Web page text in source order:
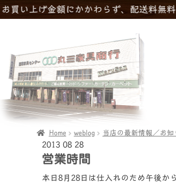
金額にかかわらず、配送料無料！
Home weblog 当店の最新情報／お知
2013 08 28
営業時間
本日8月28日は仕入れのため午後か